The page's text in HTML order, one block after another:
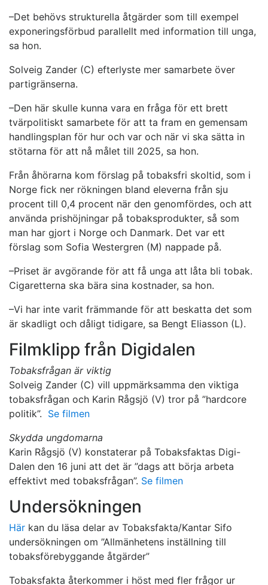
–Det behövs strukturella åtgärder som till exempel
exponeringsförbud parallellt med information till unga,
sa hon.
Solveig Zander (C) efterlyste mer samarbete över
partigränserna.
–Den här skulle kunna vara en fråga för ett brett
tvärpolitiskt samarbete för att ta fram en gemensam
handlingsplan för hur och var och när vi ska sätta in
stötarna för att nå målet till 2025, sa hon.
Från åhörarna kom förslag på tobaksfri skoltid, som i
Norge fick ner rökningen bland eleverna från sju
procent till 0,4 procent när den genomfördes, och att
använda prishöjningar på tobaksprodukter, så som
man har gjort i Norge och Danmark. Det var ett
förslag som Sofia Westergren (M) nappade på.
–Priset är avgörande för att få unga att låta bli tobak.
Cigaretterna ska bära sina kostnader, sa hon.
–Vi har inte varit främmande för att beskatta det som
är skadligt och dåligt tidigare, sa Bengt Eliasson (L).
Filmklipp från Digidalen
Tobaksfrågan är viktig
Solveig Zander (C) vill uppmärksamma den viktiga
tobaksfrågan och Karin Rågsjö (V) tror på ”hardcore
politik”. Se filmen
Skydda ungdomarna
Karin Rågsjö (V) konstaterar på Tobaksfaktas Digi-
Dalen den 16 juni att det är ”dags att börja arbeta
effektivt med tobaksfrågan”. Se filmen
Undersökningen
Här kan du läsa delar av Tobaksfakta/Kantar Sifo
undersökningen om ”Allmänhetens inställning till
tobaksförebyggande åtgärder”
Tobaksfakta återkommer i höst med fler frågor ur